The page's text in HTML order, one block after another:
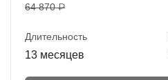
64 870 ₽
Длительность
13 месяцев